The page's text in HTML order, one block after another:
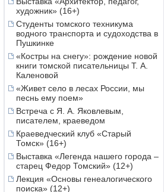
художник» (16+)
Студенты томского техникума
водного транспорта и судоходства в
Пушкинке
«Костры на снегу»: рождение новой
книги томской писательницы Т. А.
Каленовой
«Живет село в лесах России, мы
песнь ему поем»
Встреча с Я. А. Яковлевым,
писателем, краеведом
Краеведческий клуб «Старый
Томск» (16+)
Выставка «Легенда нашего города –
старец Федор Томский» (12+)
Лекция «Основы генеалогического
поиска» (12+)